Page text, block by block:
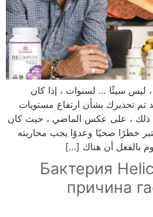
ليس سيئًا … لسنوات ، إذا كان
تحذيرك بشأن ارتفاع مستويات
ذلك ، على عكس الماضي ، حيث كان
خطرًا صحيًا وعدوًا يجب محاربته
بالفعل أن هناك […]
Бактерия
причина